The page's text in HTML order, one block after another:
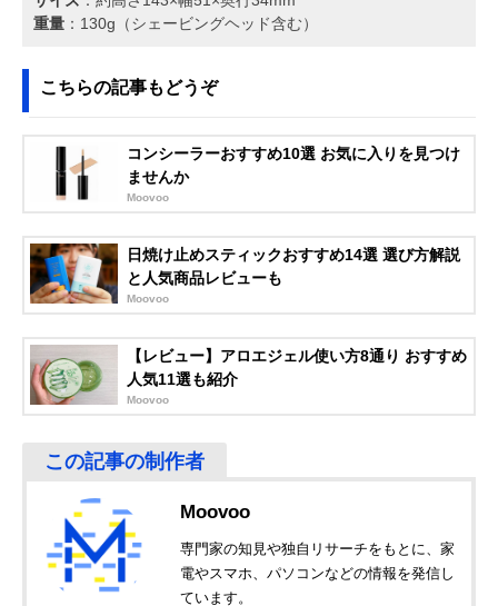
重量 ：130g（シェービングヘッド含む）
こちらの記事もどうぞ
コンシーラーおすすめ10選 お気に入りを見つけ
ませんか
Moovoo
日焼け止めスティックおすすめ14選 選び方解説
と人気商品レビューも
Moovoo
【レビュー】アロエジェル使い方8通り おすすめ
人気11選も紹介
Moovoo
Moovoo
専門家の知見や独自リサーチをもとに、家
電やスマホ、パソコンなどの情報を発信し
ています。